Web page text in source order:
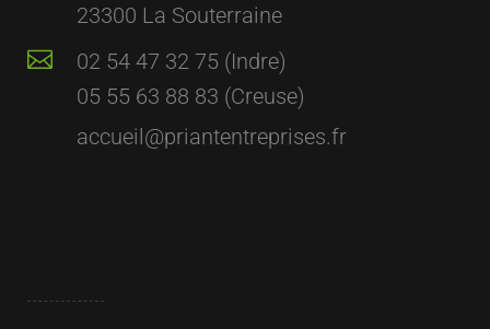
23300 La Souterraine
02 54 47 32 75 (Indre)
05 55 63 88 83 (Creuse)
accueil@priantentreprises.fr